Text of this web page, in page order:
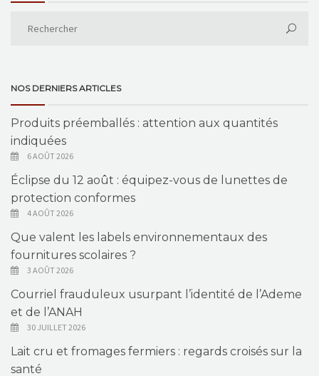
NOS DERNIERS ARTICLES
Produits préemballés : attention aux quantités
indiquées
6 AOÛT 2026
Éclipse du 12 août : équipez-vous de lunettes de
protection conformes
4 AOÛT 2026
Que valent les labels environnementaux des
fournitures scolaires ?
3 AOÛT 2026
Courriel frauduleux usurpant l’identité de l’Ademe
et de l’ANAH
30 JUILLET 2026
Lait cru et fromages fermiers : regards croisés sur la
santé